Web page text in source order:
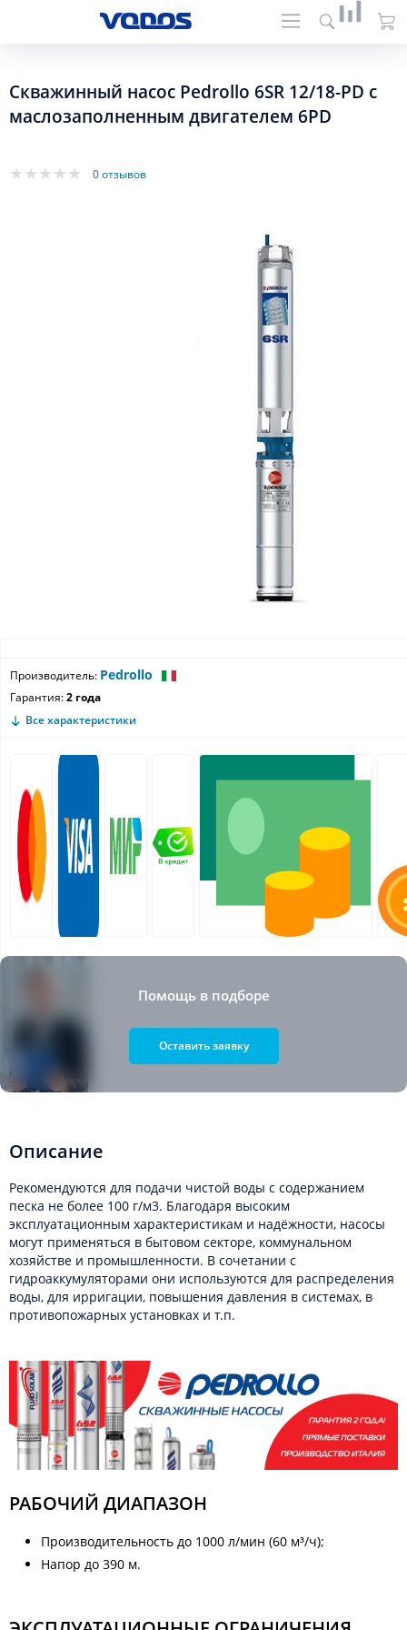
Скважинный насос Pedrollo 6SR 12/18-PD с
маслозаполненным двигателем 6PD
0 отзывов
Производитель: Pedrollo
Гарантия:2 года
Все характеристики
Помощь в подборе
Оставить заявку
Описание
Рекомендуются для подачи чистой воды с содержанием
песка не более 100 г/м3. Благодаря высоким
эксплуатационным характеристикам и надёжности, насосы
могут применяться в бытовом секторе, коммунальном
хозяйстве и промышленности. В сочетании с
гидроаккумуляторами они используются для распределения
воды, для ирригации, повышения давления в системах, в
противопожарных установках и т.п.
РАБОЧИЙ ДИАПАЗОН
Производительность до 1000 л/мин (60 м³/ч);
Напор до 390 м.